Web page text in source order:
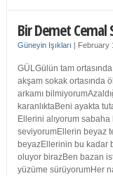
Bir Demet Cemal
Güneyin Işıkları | February
GÜLGülün tam
akşam sokak ortasında
arkamı
karanlıktaBeni ayakta
Ellerini alıyorum sabaha
seviyorumEllerin beyaz
beyazEllerinin bu kadar
oluyor birazBen bazan
yüzüme sürüyorumHer